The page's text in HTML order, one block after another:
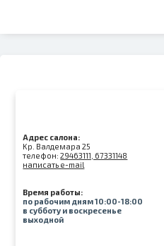
Адрес салона:
Kр. Валдемара 25
телефон:29463111, 67331148
написать e-mail
Время работы:
по рабочим дням 10:00-18:00
в субботу и воскресенье
выходной